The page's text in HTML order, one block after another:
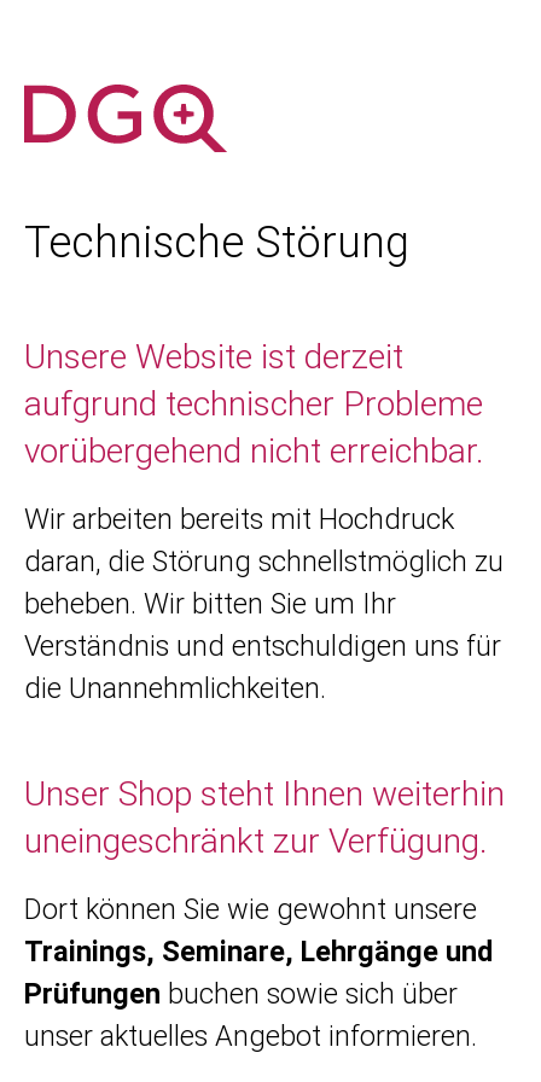
Technische Störung
Unsere Website ist derzeit
aufgrund technischer Probleme
vorübergehend nicht erreichbar.
Wir arbeiten bereits mit Hochdruck
daran, die Störung schnellstmöglich zu
beheben. Wir bitten Sie um Ihr
Verständnis und entschuldigen uns für
die Unannehmlichkeiten.
Unser Shop steht Ihnen weiterhin
uneingeschränkt zur Verfügung.
Dort können Sie wie gewohnt unsere
Trainings, Seminare, Lehrgänge und
Prüfungen buchen sowie sich über
unser aktuelles Angebot informieren.